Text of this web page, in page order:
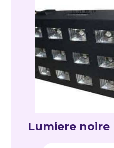
Lumiere noire